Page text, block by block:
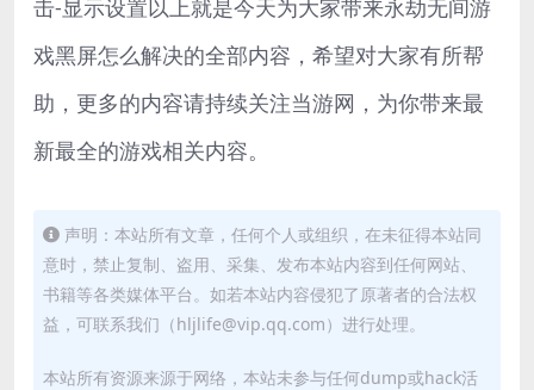
击-显示设置以上就是今天为大家带来永劫无间游
戏黑屏怎么解决的全部内容，希望对大家有所帮
助，更多的内容请持续关注当游网，为你带来最
新最全的游戏相关内容。
声明：本站所有文章，任何个人或组织，在未征得本站同
意时，禁止复制、盗用、采集、发布本站内容到任何网站、
书籍等各类媒体平台。如若本站内容侵犯了原著者的合法权
益，可联系我们（hljlife@vip.qq.com）进行处理。
本站所有资源来源于网络，本站未参与任何dump或hack活